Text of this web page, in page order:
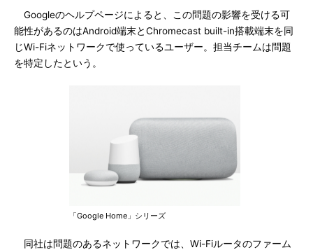
Googleのヘルプページによると、この問題の影響を受ける可
能性があるのはAndroid端末とChromecast built-in搭載端末を同
じWi-Fiネットワークで使っているユーザー。担当チームは問題
を特定したという。
「Google Home」シリーズ
同社は問題のあるネットワークでは、Wi-Fiルータのファーム